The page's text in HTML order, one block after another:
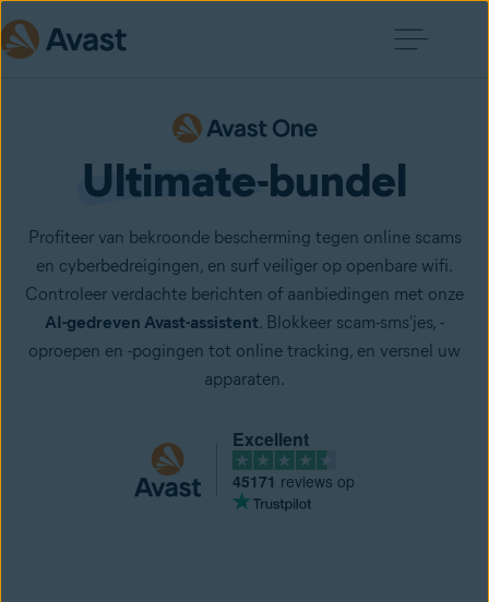
Ultimate-bundel
Profiteer van bekroonde bescherming tegen online scams
en cyberbedreigingen, en surf veiliger op openbare wifi.
Controleer verdachte berichten of aanbiedingen met onze
AI-gedreven Avast-assistent. Blokkeer scam-sms'jes, -
oproepen en -pogingen tot online tracking, en versnel uw
apparaten.
Excellent
45171 reviews op